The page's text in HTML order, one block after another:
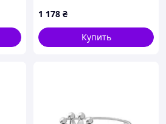
1 178 ₴
Купить